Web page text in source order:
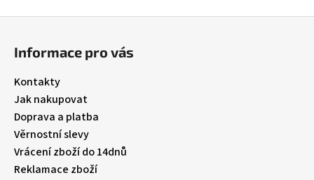
Informace pro vás
Kontakty
Jak nakupovat
Doprava a platba
Věrnostní slevy
Vrácení zboží do 14dnů
Reklamace zboží